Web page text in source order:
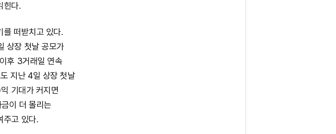
힌다.
를 떠받치고 있다.
상장 첫날 공모가
후 3거래일 연속
지난 4일 상장 첫날
기대가 커지면
이 더 몰리는
주고 있다.